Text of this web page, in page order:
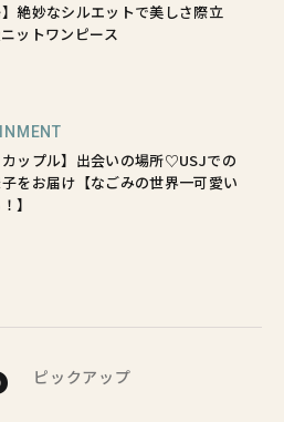
】絶妙なシルエットで美しさ際立
ットワンピース
カップル】出会いの場所♡USJでの
をお届け【なごみの世界一可愛い
】
ピックアップ